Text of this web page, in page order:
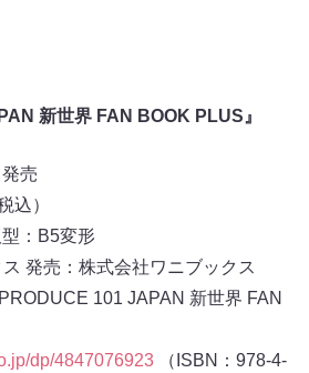
新世界 FAN BOOK PLUS』
売
込）
：B5変形
発売：株式会社ワニブックス
101 JAPAN 新世界 FAN
dp/4847076923 （ISBN：978-4-